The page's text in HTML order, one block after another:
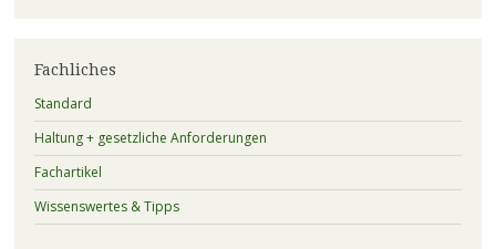
Fachliches
Standard
Haltung + gesetzliche Anforderungen
Fachartikel
Wissenswertes & Tipps